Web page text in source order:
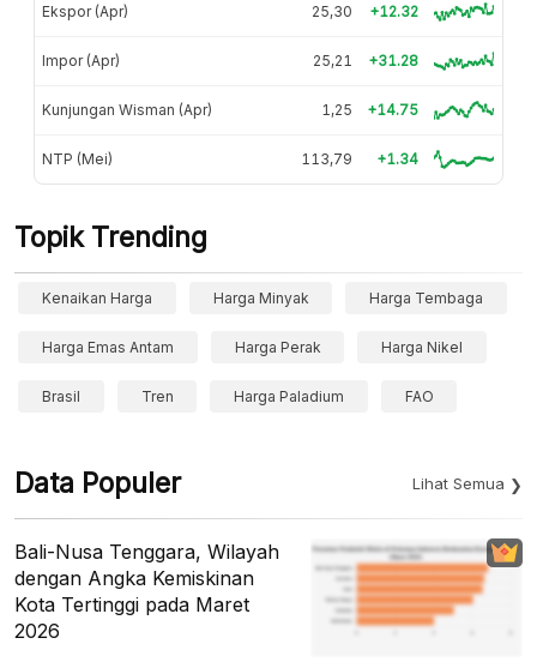
Ekspor (Apr) 25,30 +12.32
Impor (Apr) 25,21 +31.28
Kunjungan Wisman (Apr) 1,25 +14.75
NTP (Mei) 113,79 +1.34
Topik Trending
Kenaikan Harga Harga Minyak Harga Tembaga
Harga Emas Antam Harga Perak Harga Nikel
Brasil Tren Harga Paladium FAO
Data Populer Lihat Semua
Bali-Nusa Tenggara, Wilayah
dengan Angka Kemiskinan
Kota Tertinggi pada Maret
2026